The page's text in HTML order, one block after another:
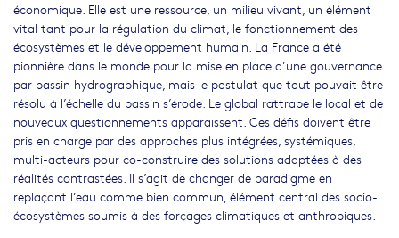
économique. Elle est une ressource, un milieu vivant, un élément
vital tant pour la régulation du climat, le fonctionnement des
écosystèmes et le développement humain. La France a été
pionnière dans le monde pour la mise en place d’une gouvernance
par bassin hydrographique, mais le postulat que tout pouvait être
résolu à l’échelle du bassin s’érode. Le global rattrape le local et de
nouveaux questionnements apparaissent. Ces défis doivent être
pris en charge par des approches plus intégrées, systémiques,
multi-acteurs pour co-construire des solutions adaptées à des
réalités contrastées. Il s’agit de changer de paradigme en
replaçant l’eau comme bien commun, élément central des socio-
écosystèmes soumis à des forçages climatiques et anthropiques.